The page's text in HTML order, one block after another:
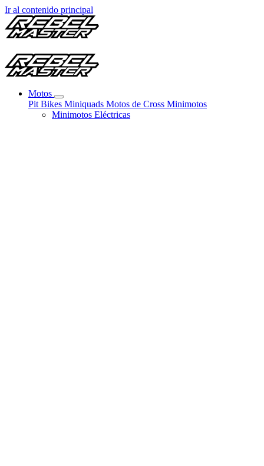
Ir al contenido principal
Motos
Pit Bikes Miniquads Motos de Cross Minimotos
Minimotos Eléctricas